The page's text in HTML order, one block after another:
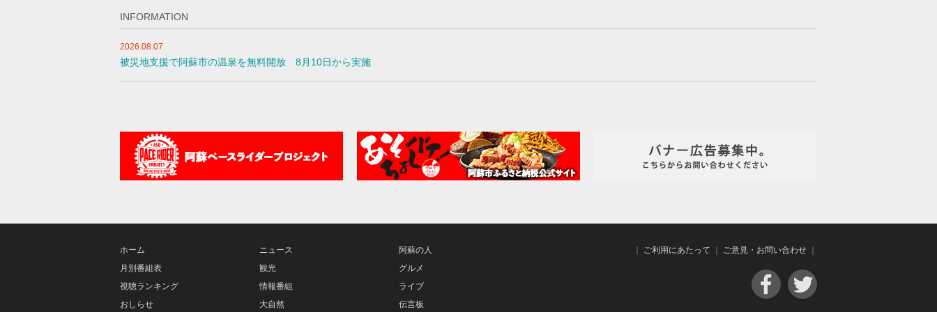
INFORMATION
2026.08.07
被災地支援で阿蘇市の温泉を無料開放 8月10日から実施
ホーム
月別番組表
視聴ランキング
おしらせ
ニュース
観光
情報番組
大自然
阿蘇の人
グルメ
ライブ
伝言板
ご利用にあたって ご意見・お問い合わせ